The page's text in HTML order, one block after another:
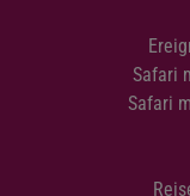
Safari
Safari